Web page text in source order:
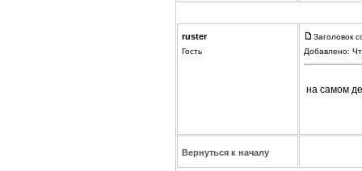
ruster
Гость
Заголовок
Добавлено:
на самом
Вернуться к началу